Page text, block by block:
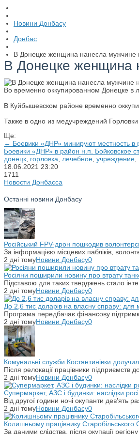
Новини Донбасу
Донбас
В Донецке женщина нанесла мужчине
В Донецке женщина
Во временно оккупированном Донецке в
В Куйбышевском районе временно
Также в одно из медучреждений
Ще:
← Боевики «ДНР» минируют местность в
Боевики «ДНР» в район н.п. Бойковское
донецк горловка лечебное учреждение
18.06.2021 23:20
1711
Новости Донбасса
Останні новини Донбасу
Російський FPV-дрон пошкодив
За інформацією місцевих пабліків,
2 дні томуНовини Донбасу0
Росіяни поширили новину про втрату
Підставою для таких тверджень стало
2 дні томуНовини Донбасу0
До 2,6 тис доларів на власну справу: для
Програма передбачає фінансову
2 дні томуНовини Донбасу0
Комунальні служби Костянтинівки
Після релокації працівники
2 дні томуНовини Донбасу0
Супермаркет, АЗС і будинки: наслідки
Від другої години ночі окупанти дев’ять
2 дні томуНовини Донбасу0
Колишньому працівнику Старобільського
За даними слідства, після окупації